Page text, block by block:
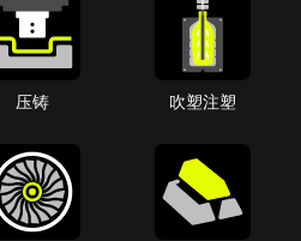
压铸 吹塑注塑